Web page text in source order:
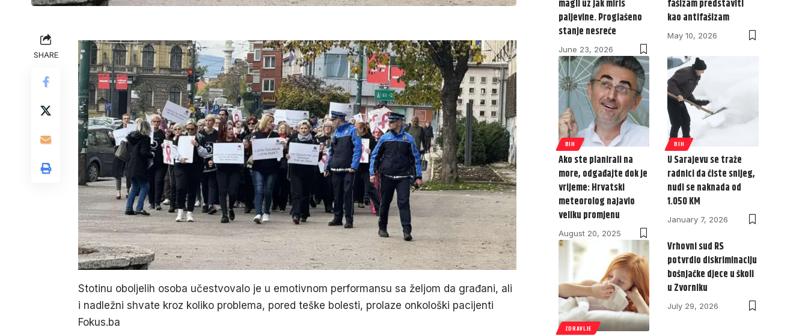
SHARE
Stotinu oboljelih osoba učestvovalo je u emotivnom performansu sa željom da građani, ali
i nadležni shvate kroz koliko problema, pored teške bolesti, prolaze onkološki pacijenti
Fokus.ba
magli uz jak miris
paljevine. Proglašeno
stanje nesreće
June 23, 2026
fašizam predstaviti
kao antifašizam
May 10, 2026
BIH
Ako ste planirali na
more, odgađajte dok je
vrijeme: Hrvatski
meteorolog najavio
veliku promjenu
August 20, 2025
BIH
U Sarajevu se traže
radnici da čiste snijeg,
nudi se naknada od
1.050 KM
January 7, 2026
ZDRAVLJE
Vrhovni sud RS
potvrdio diskriminaciju
bošnjačke djece u školi
u Zvorniku
July 29, 2026